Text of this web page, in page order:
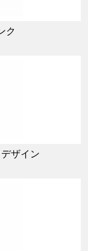
ク
ザイン